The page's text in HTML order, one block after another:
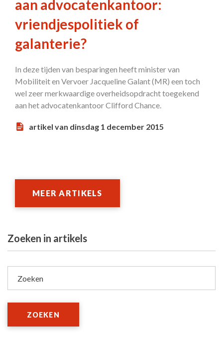
aan advocatenkantoor:
vriendjespolitiek of
galanterie?
In deze tijden van besparingen heeft minister van
Mobiliteit en Vervoer Jacqueline Galant (MR) een toch
wel zeer merkwaardige overheidsopdracht toegekend
aan het advocatenkantoor Clifford Chance.
artikel van dinsdag 1 december 2015
MEER ARTIKELS
Zoeken in artikels
Zoeken
ZOEKEN